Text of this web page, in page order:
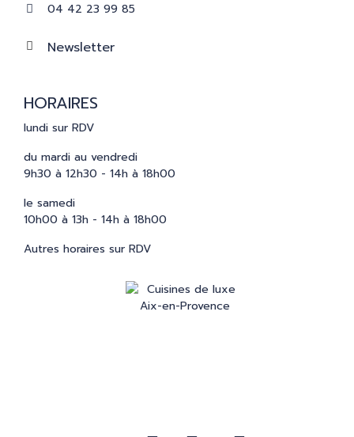
04 42 23 99 85
Newsletter
HORAIRES
lundi sur RDV
du mardi au vendredi
9h30 à 12h30 - 14h à 18h00
le samedi
10h00 à 13h - 14h à 18h00
Autres horaires sur RDV